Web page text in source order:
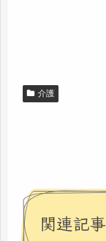
介護
関連記事